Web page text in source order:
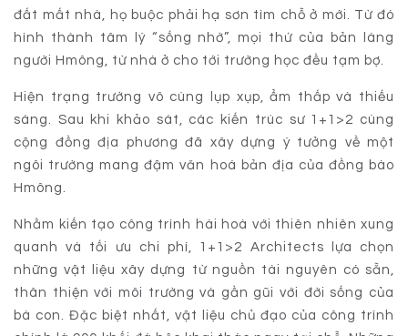
đất mất nhà, họ buộc phải hạ sơn tìm chỗ ở mới. Từ đó
hình thành tâm lý “sống nhờ”, mọi thứ của bản làng
người Hmông, từ nhà ở cho tới trường học đều tạm bợ.
Hiện trạng trường vô cùng lụp xụp, ẩm thấp và thiếu
sáng. Sau khi khảo sát, các kiến trúc sư 1+1>2 cùng
cộng đồng địa phương đã xây dựng ý tưởng về một
ngôi trường mang đậm văn hoá bản địa của đồng bào
Hmông.
Nhằm kiến tạo công trình hài hoà với thiên nhiên xung
quanh và tối ưu chi phí, 1+1>2 Architects lựa chọn
những vật liệu xây dựng từ nguồn tài nguyên có sẵn,
thân thiện với môi trường và gần gũi với đời sống của
bà con. Đặc biệt nhất, vật liệu chủ đạo của công trình